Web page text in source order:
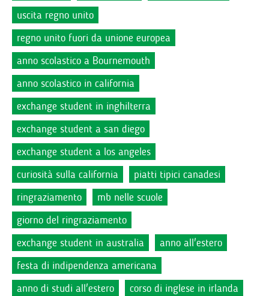
uscita regno unito
regno unito fuori da unione europea
anno scolastico a Bournemouth
anno scolastico in california
exchange student in inghilterra
exchange student a san diego
exchange student a los angeles
curiosità sulla california
piatti tipici canadesi
ringraziamento
mb nelle scuole
giorno del ringraziamento
exchange student in australia
anno all'estero
festa di indipendenza americana
anno di studi all'estero
corso di inglese in irlanda